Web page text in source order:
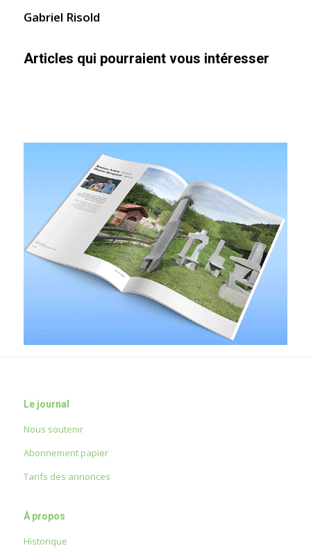
Gabriel Risold
Articles qui pourraient vous intéresser
Le journal
Nous soutenir
Abonnement papier
Tarifs des annonces
À propos
Historique